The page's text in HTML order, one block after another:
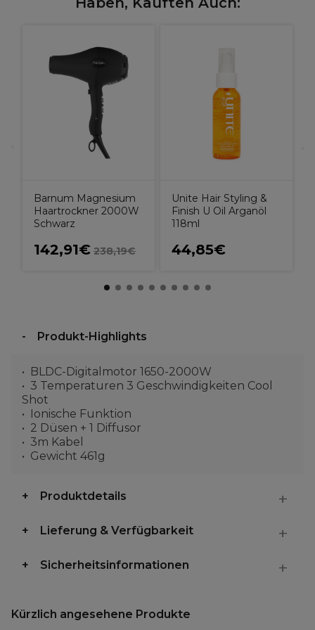
Barnum Magnesium
Haartrockner 2000W
Schwarz
142,91€ 238,19€
Unite Hair Styling &
Finish U Oil Arganöl
118ml
44,85€
Produkt-Highlights
BLDC-Digitalmotor 1650-2000W
3 Temperaturen 3 Geschwindigkeiten Cool
Shot
Ionische Funktion
2 Düsen + 1 Diffusor
3m Kabel
Gewicht 461g
Produktdetails
Lieferung & Verfügbarkeit
Sicherheitsinformationen
Kürzlich angesehene Produkte